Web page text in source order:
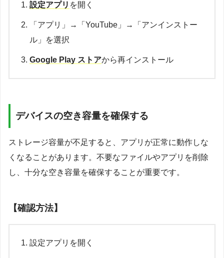
設定アプリ を開く
「アプリ」→「YouTube」→「アンインストー
ル」を選択
Google Play ストアから再インストール
デバイスの空き容量を確保する
ストレージ容量が不足すると、アプリが正常に動作しな
くなることがあります。不要なファイルやアプリを削除
し、十分な空き容量を確保することが重要です。
【確認方法】
設定アプリを開く